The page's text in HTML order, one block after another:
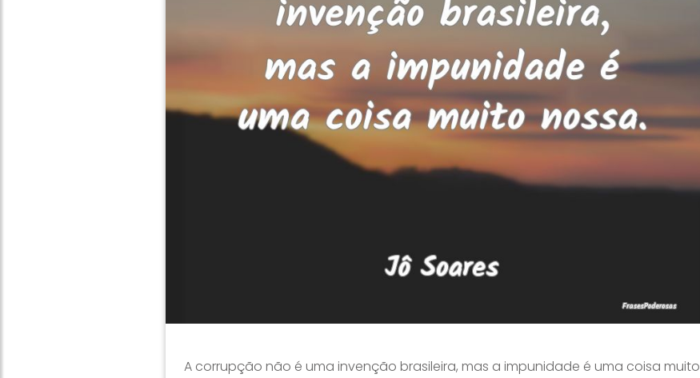
A corrupção não é uma invenção brasileira, mas a impunidade é uma coisa muito